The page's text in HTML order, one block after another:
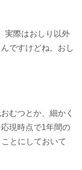
実際はおしり以外
ですけどね。おし
むつとか、細かく
現時点で1年間の
とにしておいて